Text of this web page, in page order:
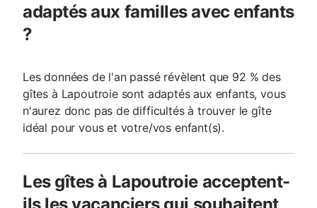
adaptés aux familles avec enfants
?
Les données de l'an passé révèlent que 92 % des
gîtes à Lapoutroie sont adaptés aux enfants, vous
n'aurez donc pas de difficultés à trouver le gîte
idéal pour vous et votre/vos enfant(s).
Les gîtes à Lapoutroie acceptent-